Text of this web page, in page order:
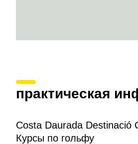
практическая
Costa Daurada Destinació
Курсы по гольфу